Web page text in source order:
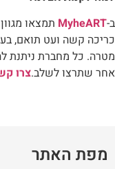
ב-MyheART תמצאו
כריכה קשה ועט תואם,
מטרה. כל מחברת ניתנת
אחר שתרצו לשלב.צרו
מפת האתר